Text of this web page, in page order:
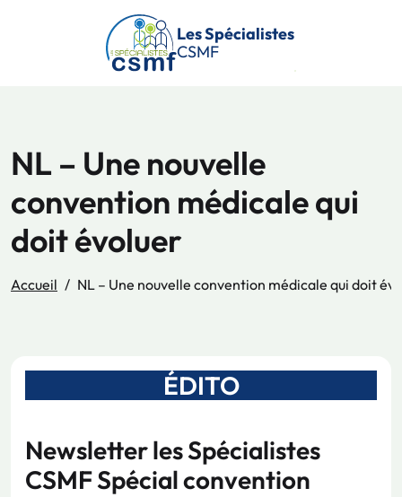
Passer au contenu principal
Les Spécialistes
CSMF
NL – Une nouvelle
convention médicale qui
doit évoluer
Accueil NL – Une nouvelle convention médicale qui doit
ÉDITO
Newsletter les Spécialistes
CSMF Spécial convention